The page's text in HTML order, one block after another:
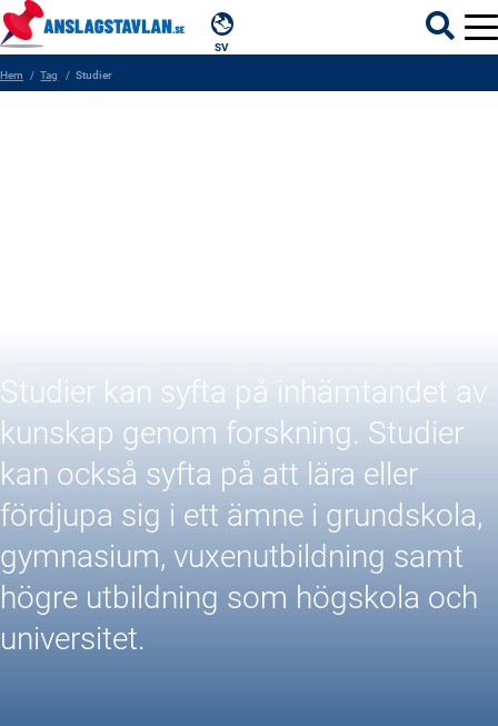
SV
Hem Tag Studier
Studier kan syfta på inhämtandet av
kunskap genom forskning. Studier
kan också syfta på att lära eller
fördjupa sig i ett ämne i grundskola,
gymnasium, vuxenutbildning samt
högre utbildning som högskola och
universitet.